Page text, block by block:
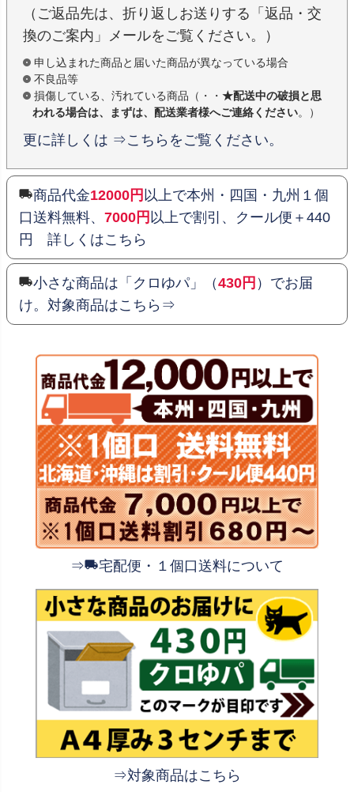
（ご返品先は、折り返しお送りする「返品・交
換のご案内」メールをご覧ください。）
申し込まれた商品と届いた商品が異なっている場合
不良品等
損傷している、汚れている商品（・・ ★配送中の破損と思
われる場合は、まずは、配送業者様へご連絡ください。）
更に詳しくは ⇒こちらをご覧ください。
商品代金12000円 以上で本州・四国・九州１個
口送料無料、 7000円 以上で割引、クール便＋440
円 詳しくはこちら
小さな商品は「クロゆパ」（430円 ）でお届
け。対象商品はこちら⇒
⇒ 宅配便・１個口送料について
⇒対象商品はこちら